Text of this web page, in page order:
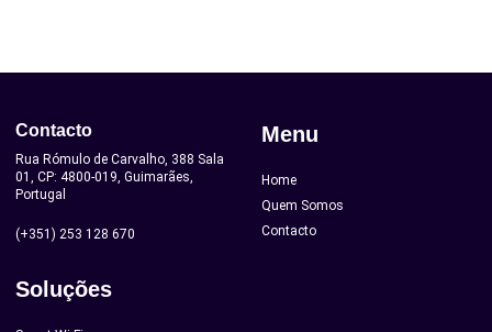
Contacto
Rua Rómulo de Carvalho, 388 Sala
01, CP: 4800-019, Guimarães,
Portugal
(+351) 253 128 670
Menu
Home
Quem Somos
Contacto
Soluções